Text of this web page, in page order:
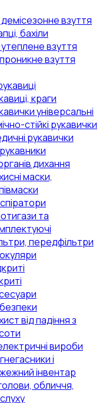
взуття
бахіли
взуття
взуття
краги
універсальні
стійкі рукавички
рукавички
дихання
маски,
та
передфільтри
від падіння з
вироби
і
інвентар
обличчя,